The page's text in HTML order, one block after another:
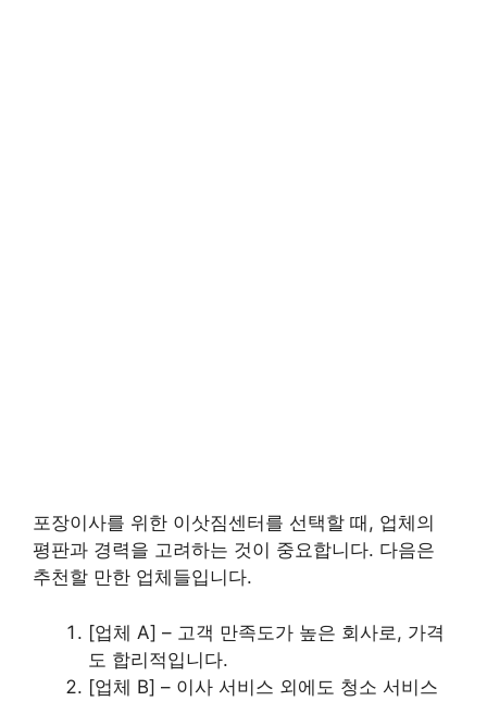
포장이사를 위한 이삿짐센터를 선택할 때, 업체의
평판과 경력을 고려하는 것이 중요합니다. 다음은
추천할 만한 업체들입니다.
[업체 A] – 고객 만족도가 높은 회사로, 가격
도 합리적입니다.
[업체 B] – 이사 서비스 외에도 청소 서비스